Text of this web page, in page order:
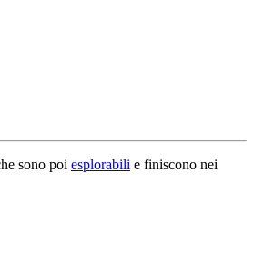
sono poi esplorabili e finiscono nei